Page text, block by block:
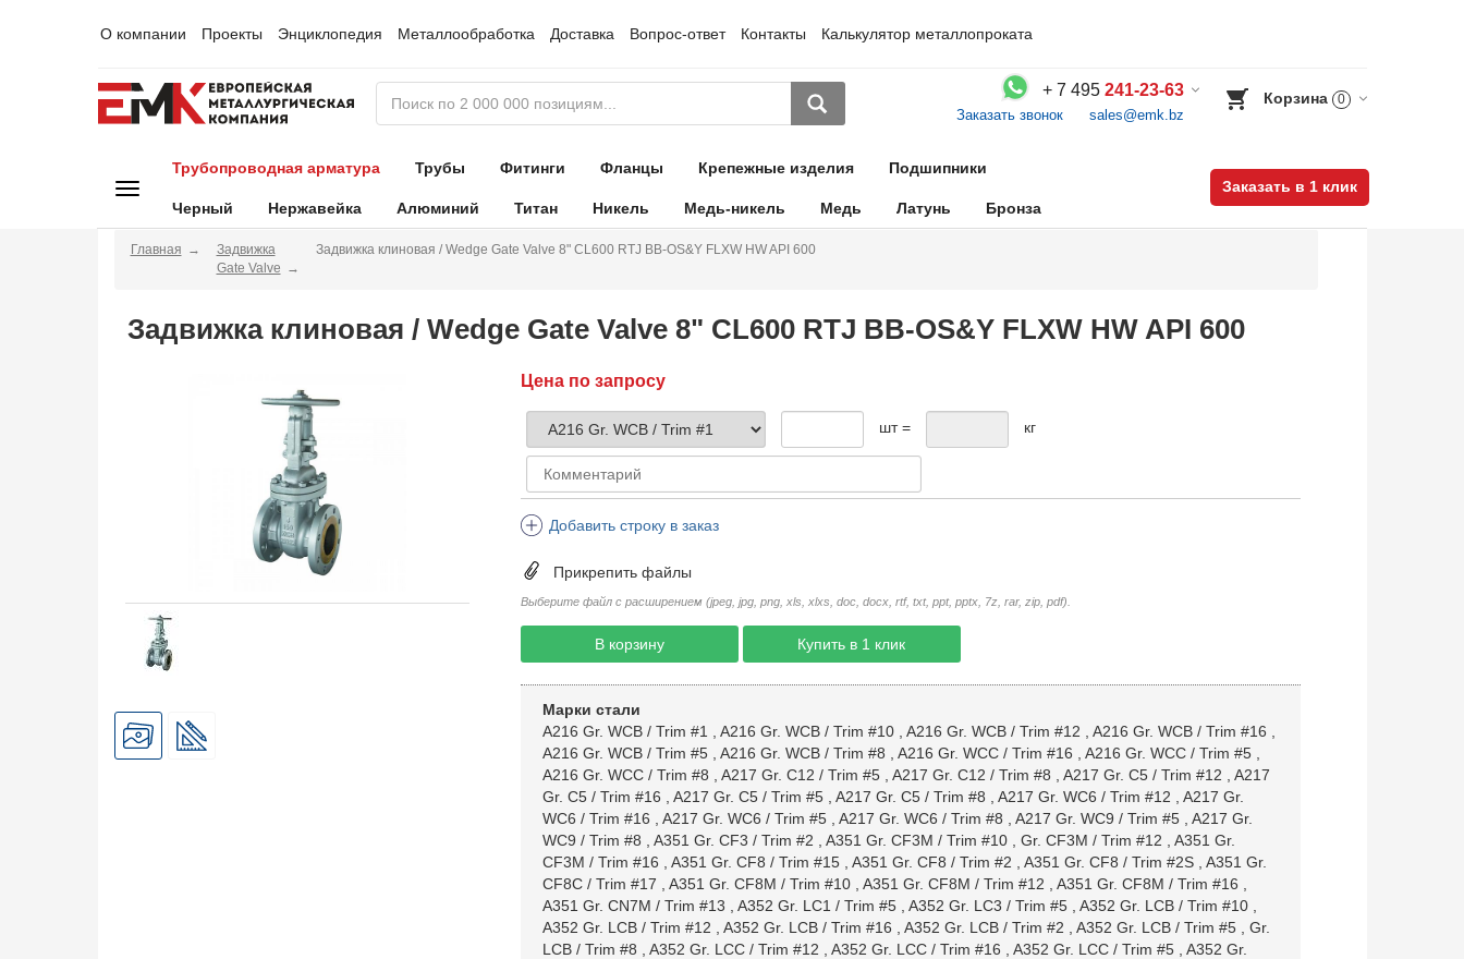
О компании Проекты Энциклопедия Металлообработка Доставка Вопрос-ответ Контакты Калькулятор металлопроката
+ 7 495 241-23-63
Заказать звонок sales@emk.bz
Корзина 0
Трубопроводная арматура Трубы Фитинги Фланцы Крепежные изделия Подшипники
Черный Нержавейка Алюминий Титан Никель Медь-никель Медь Латунь Бронза
Заказать в 1 клик
Главная
Задвижка
Gate Valve
Задвижка клиновая / Wedge Gate Valve 8" CL600 RTJ BB-OS&Y FLXW HW API 600
Задвижка клиновая / Wedge Gate Valve 8" CL600 RTJ BB-OS&Y FLXW HW API 600
Цена по запросу
шт = кг
Добавить строку в заказ
Прикрепить файлы
Выберите файл с расширением (jpeg, jpg, png, xls, xlxs, doc, docx, rtf, txt, ppt, pptx, 7z, rar, zip, pdf).
В корзину Купить в 1 клик
Марки стали
A216 Gr. WCB / Trim #1
A216 Gr. WCB / Trim #10, A216 Gr. WCB / Trim #12 A216 Gr. WCB / Trim #16
A216 Gr. WCB / Trim #5, A216 Gr. WCB / Trim #8 A216 Gr. WCC / Trim #16 A216 Gr. WCC / Trim #5,
A216 Gr. WCC / Trim #8
A217 Gr. C12 / Trim #5, A217 Gr. C12 / Trim #8 A217 Gr. C5 / Trim #12
A217
Gr. C5 / Trim #16
A217 Gr. C5 / Trim #5, A217 Gr. C5 / Trim #8 A217 Gr. WC6 / Trim #12
A217 Gr.
WC6 / Trim #16
A217 Gr. WC6 / Trim #5, A217 Gr. WC6 / Trim #8 A217 Gr. WC9 / Trim #5, A217 Gr.
WC9 / Trim #8
A351 Gr. CF3 / Trim #2 A351 Gr. CF3M / Trim #10, Gr. CF3M / Trim #12
A351 Gr.
CF3M / Trim #16
A351 Gr. CF8 / Trim #15, A351 Gr. CF8 / Trim #2 A351 Gr. CF8 / Trim #2S, A351 Gr.
CF8C / Trim #17
A351 Gr. CF8M / Trim #10, A351 Gr. CF8M / Trim #12 A351 Gr. CF8M / Trim #16
A351 Gr. CN7M / Trim #13
A352 Gr. LC1 / Trim #5, A352 Gr. LC3 / Trim #5, A352 Gr. LCB / Trim #10,
A352 Gr. LCB / Trim #12
A352 Gr. LCB / Trim #16 A352 Gr. LCB / Trim #2 A352 Gr. LCB / Trim #5, Gr.
LCB / Trim #8
A352 Gr. LCC / Trim #12 A352 Gr. LCC / Trim #16 A352 Gr. LCC / Trim #5, A352 Gr.